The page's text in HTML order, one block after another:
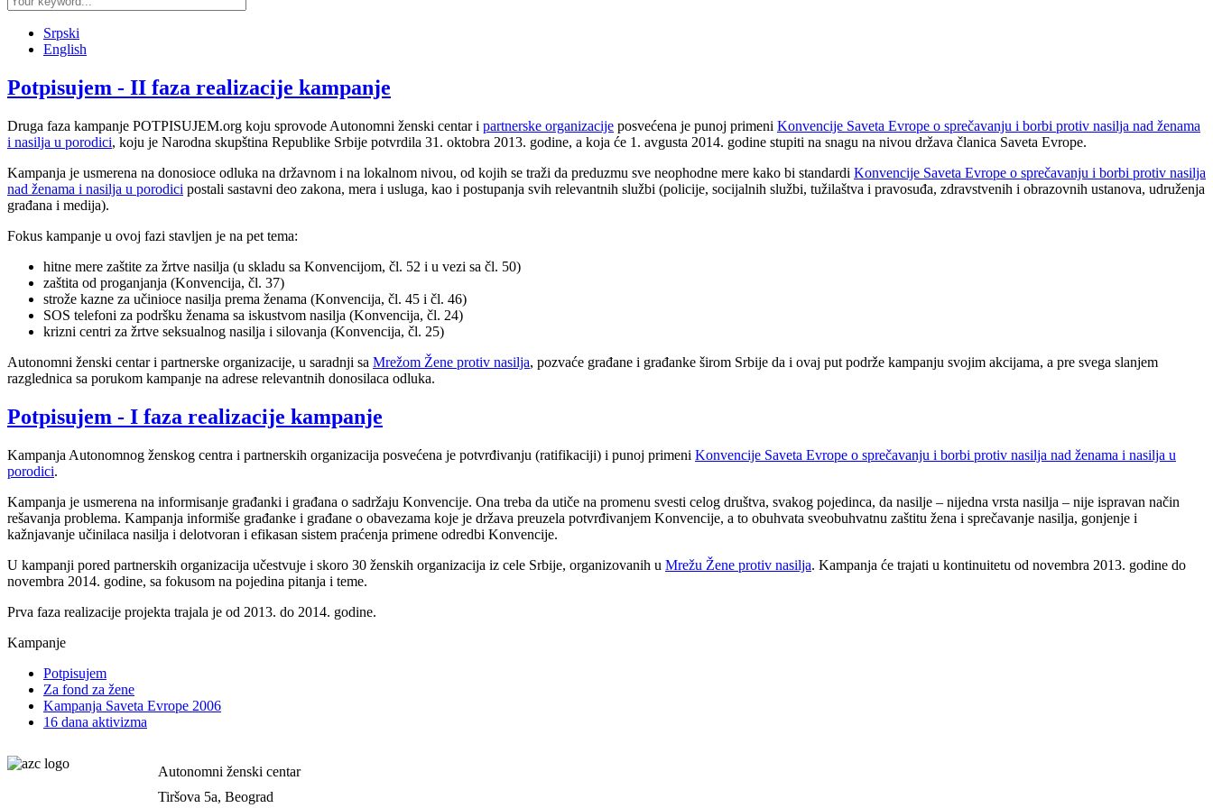
Srpski
English
Potpisujem - II faza realizacije kampanje
Druga faza kampanje POTPISUJEM.org koju sprovode Autonomni ženski centar i partnerske organizacije posvećena je punoj primeni Konvencije Saveta Evrope o sprečavanju i borbi protiv nasilja nad ženama
i nasilja u porodici, koju je Narodna skupština Republike Srbije potvrdila 31. oktobra 2013. godine, a koja će 1. avgusta 2014. godine stupiti na snagu na nivou država članica Saveta Evrope.
Kampanja je usmerena na donosioce odluka na državnom i na lokalnom nivou, od kojih se traži da preduzmu sve neophodne mere kako bi standardi Konvencije Saveta Evrope o sprečavanju i borbi protiv nasilja
nad ženama i nasilja u porodici postali sastavni deo zakona, mera i usluga, kao i postupanja svih relevantnih službi (policije, socijalnih službi, tužilaštva i pravosuđa, zdravstvenih i obrazovnih ustanova, udruženja
građana i medija).
Fokus kampanje u ovoj fazi stavljen je na pet tema:
hitne mere zaštite za žrtve nasilja (u skladu sa Konvencijоm, čl. 52 i u vezi sa čl. 50)
zaštita od proganjanja (Konvencija, čl. 37)
strože kazne za učinioce nasilja prema ženama (Konvencija, čl. 45 i čl. 46)
SOS telefoni za podršku ženama sa iskustvom nasilja (Konvencija, čl. 24)
krizni centri za žrtve seksualnog nasilja i silovanja (Konvencija, čl. 25)
Autonomni ženski centar i partnerske organizacije, u saradnji sa Mrežom Žene protiv nasilja, pozvaće građane i građanke širom Srbije da i ovaj put podrže kampanju svojim akcijama, a pre svega slanjem
razglednica sa porukom kampanje na adrese relevantnih donosilaca odluka.
Potpisujem - I faza realizacije kampanje
Kampanja Autonomnog ženskog centra i partnerskih organizacija posvećena je potvrđivanju (ratifikaciji) i punoj primeni Konvencije Saveta Evrope o sprečavanju i borbi protiv nasilja nad ženama i nasilja u
porodici.
Kampanja je usmerena na informisanje građanki i građana o sadržaju Konvencije. Ona treba da utiče na promenu svesti celog društva, svakog pojedinca, da nasilje – nijedna vrsta nasilja – nije ispravan način
rešavanja problema. Kampanja informiše građanke i građane o obavezama koje je država preuzela potvrđivanjem Konvencije, a to obuhvata sveobuhvatnu zaštitu žena i sprečavanje nasilja, gonjenje i
kažnjavanje učinilaca nasilja i delotvoran i efikasan sistem praćenja primene odredbi Konvencije.
U kampanji pored partnerskih organizacija učestvuje i skoro 30 ženskih organizacija iz cele Srbije, organizovanih u Mrežu Žene protiv nasilja. Kampanja će trajati u kontinuitetu od novembra 2013. godine do
novembra 2014. godine, sa fokusom na pojedina pitanja i teme.
Prva faza realizacije projekta trajala je od 2013. do 2014. godine.
Kampanje
Potpisujem
Za fond za žene
Kampanja Saveta Evrope 2006
16 dana aktivizma
Autonomni ženski centar
Tiršova 5a, Beograd